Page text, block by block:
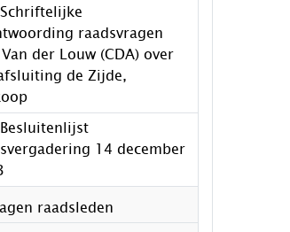
Schriftelijke
raadsvragen
der Louw (CDA) over
de Zijde,
Besluitenlijst
14 december
raadsleden